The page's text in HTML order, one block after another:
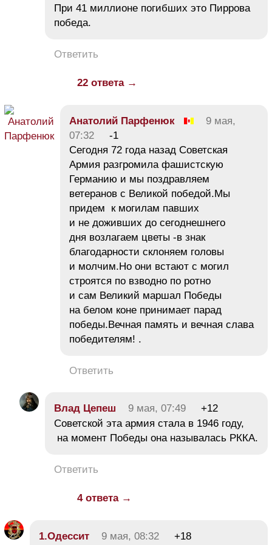
При 41 миллионе погибших это Пиррова
победа.
Ответить
22 ответа →
Анатолий Парфенюк
9 мая,
07:32
-1
Сегодня 72 года назад Советская
Армия разгромила фашистскую
Германию и мы поздравляем
ветеранов с Великой победой.Мы
придем к могилам павших
и не доживших до сегоднешнего
дня возлагаем цветы -в знак
благодарности склоняем головы
и молчим.Но они встают с могил
строятся по взводно по ротно
и сам Великий маршал Победы
на белом коне принимает парад
победы.Вечная память и вечная слава
победителям! .
Ответить
Влaд Цeпeш 9 мая, 07:49
+12
Советской эта армия стала в 1946 году,
на момент Победы она называлась РККА.
Ответить
4 ответа →
1.Одессит 9 мая, 08:32
+18